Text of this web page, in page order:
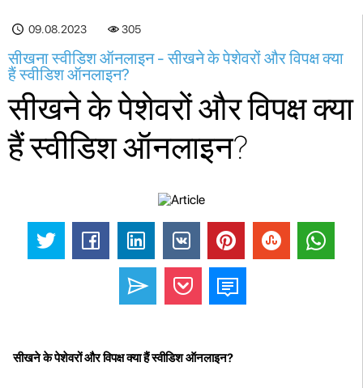
09.08.2023 305
सीखना स्वीडिश ऑनलाइन - सीखने के पेशेवरों और विपक्ष क्या
हैं स्वीडिश ऑनलाइन?
सीखने के पेशेवरों और विपक्ष क्या
हैं स्वीडिश ऑनलाइन?
सीखने के पेशेवरों और विपक्ष क्या हैं स्वीडिश ऑनलाइन?